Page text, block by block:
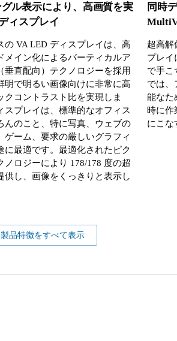
ル表示により、高画質を実
ィスプレイ
の VA LED ディスプレイは、高
メイン化によるバーティカルア
垂直配向）テクノロジーを採用
明で明るい画像向けに非常に高
クコントラスト比を実現しま
スプレイは、標準的なオフィス
んのこと、特に写真、ウェブの
ゲーム、要求の厳しいグラフィ
に最適です。最適化されたピク
ノロジーにより 178/178 度の超
供し、画像をくっきりと表示し
同時
超高解
プレイ
で手こ
では、
能なた
時に作
にこな
製品特徴をすべて表示